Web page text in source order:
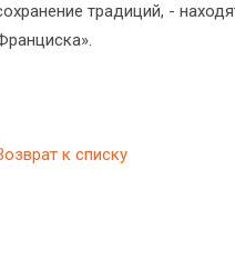
традиций, -
к списку